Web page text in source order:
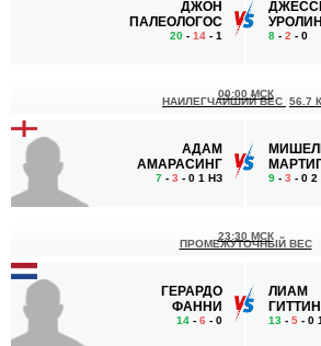
ДЖОН
ПАЛЕОЛОГОС
20 - 14 - 1
УРОЛИН
8 - 2 - 0
АДАМ
АМАРАСИНГ
7 - 3 - 0 1 НЗ
00:00 МСК
НАИЛЕГЧАЙШИЙ ВЕС 56.7
9 - 3 - 0 2
ГЕРАРДО
ФАННИ
14 - 6 - 0
23:30 МСК
ПРОМЕЖУТОЧНЫЙ ВЕС
ЛИАМ
13 - 5 - 0